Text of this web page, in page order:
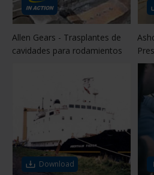
Allen Gears - Trasplantes de
cavidades para rodamientos
Download